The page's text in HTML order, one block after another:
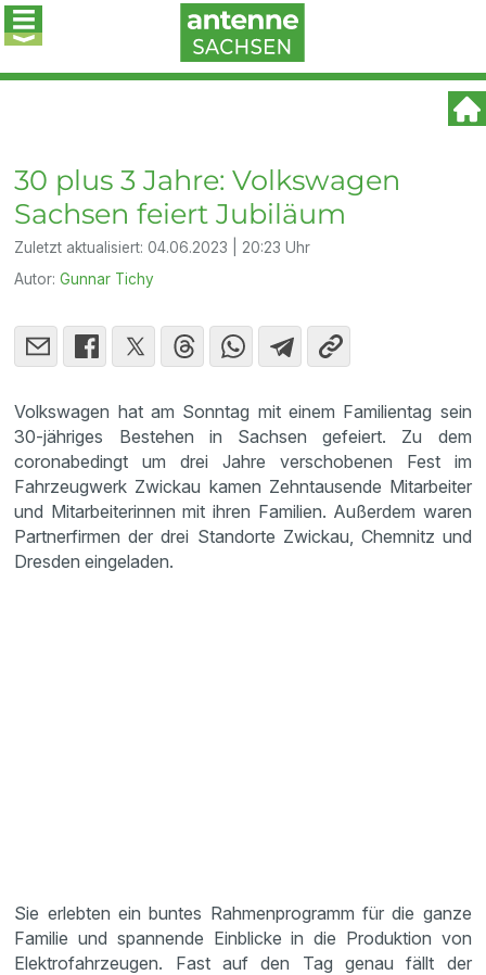
30 plus 3 Jahre: Volkswagen
Sachsen feiert Jubiläum
Zuletzt aktualisiert:04.06.2023 | 20:23 Uhr
Autor:Gunnar Tichy
Volkswagen hat am Sonntag mit einem Familientag sein
30-jähriges Bestehen in Sachsen gefeiert. Zu dem
coronabedingt um drei Jahre verschobenen Fest im
Fahrzeugwerk Zwickau kamen Zehntausende Mitarbeiter
und Mitarbeiterinnen mit ihren Familien. Außerdem waren
Partnerfirmen der drei Standorte Zwickau, Chemnitz und
Dresden eingeladen.
Sie erlebten ein buntes Rahmenprogramm für die ganze
Familie und spannende Einblicke in die Produktion von
Elektrofahrzeugen. Fast auf den Tag genau fällt der